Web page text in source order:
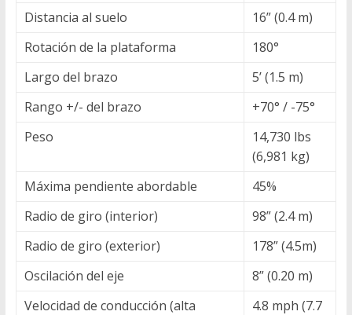
Distancia al suelo
16” (0.4 m)
Rotación de la plataforma
180°
Largo del brazo
5’ (1.5 m)
Rango +/- del brazo
+70° / -75°
Peso
14,730 lbs
(6,981 kg)
Máxima pendiente abordable
45%
Radio de giro (interior)
98” (2.4 m)
Radio de giro (exterior)
178” (4.5m)
Oscilación del eje
8” (0.20 m)
Velocidad de conducción (alta
4.8 mph (7.7